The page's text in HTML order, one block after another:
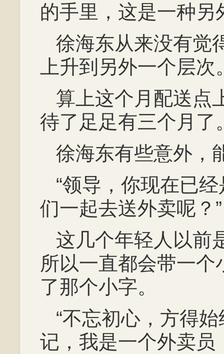
的手里，这是一种另
徐海东从来没有觉
上升到另外一个层次
算上这个月配送点
待了足足有三个月了
徐海东有些意外，
“领导，你现在已
们一起去送外卖呢？”
这几个年轻人以前
所以一直都会带一
了那个小字。
“不忘初心，方得
记，我是一个外卖员